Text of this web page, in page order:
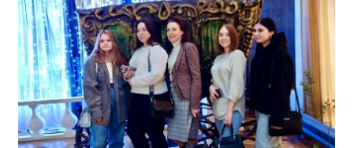
ВОСПИТАТЕЛЬНАЯ РАБОТА
Безопасность на железной дороге
ГТО
Дополнительное образование
Информационная безопасность
Информация для детей-сирот